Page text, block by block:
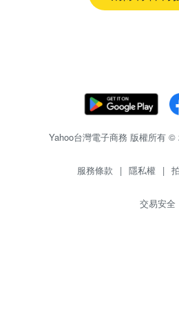
Yahoo台灣電子商務 版權所有 ©
服務條款 | 隱私權 |
交易安全